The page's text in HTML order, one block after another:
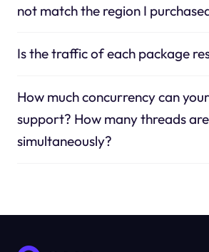
not match the region I
Is the traffic of each package
How much concurrency can
support? How many threads
simultaneously?